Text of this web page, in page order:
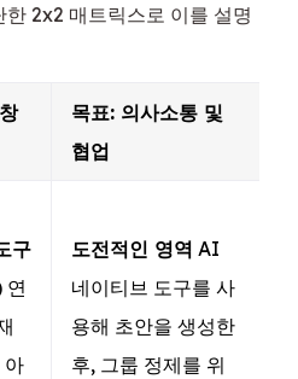
2x2 매트릭스로 이를 설명
목표: 의사소통 및
협업
구
연
아
도전적인 영역 AI
네이티브 도구를 사
용해 초안을 생성한
후, 그룹 정제를 위